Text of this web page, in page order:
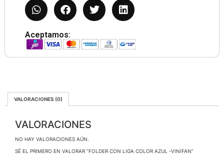
Aceptamos:
VALORACIONES (0)
VALORACIONES
NO HAY VALORACIONES AÚN.
SÉ EL PRIMERO EN VALORAR “FOLDER CON LIGA COLOR AZUL -VINIFAN”